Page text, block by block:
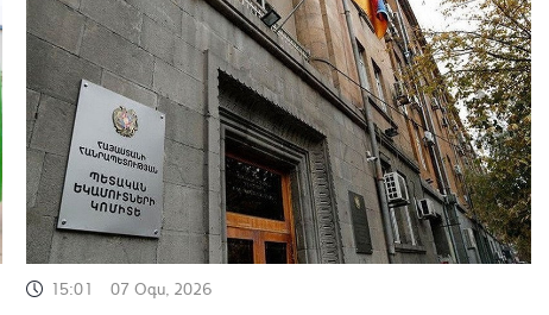
15:01 07 Օգս, 2026